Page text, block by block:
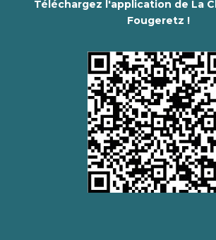
Téléchargez l'application de La
Fougeretz !